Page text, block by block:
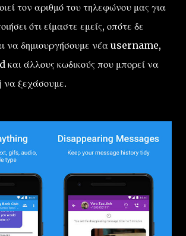
τον αριθμό του τηλεφώνου μας για
ότι είμαστε εμείς, οπότε δε
να δημιουργήσουμε νέα username,
άλλους κωδικούς που μπορεί να
να ξεχάσουμε.